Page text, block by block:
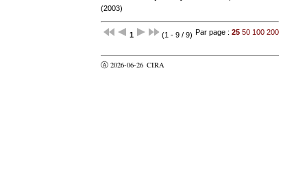
(2003)
1 (1 - 9 / 9) Par page : 25 50 100 200
Ⓐ 2026-06-26 CIRA